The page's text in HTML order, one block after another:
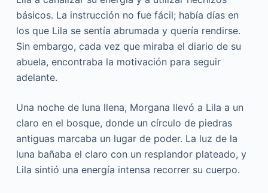
básicos. La instrucción no fue fácil; había días en
los que Lila se sentía abrumada y quería rendirse.
Sin embargo, cada vez que miraba el diario de su
abuela, encontraba la motivación para seguir
adelante.
Una noche de luna llena, Morgana llevó a Lila a un
claro en el bosque, donde un círculo de piedras
antiguas marcaba un lugar de poder. La luz de la
luna bañaba el claro con un resplandor plateado, y
Lila sintió una energía intensa recorrer su cuerpo.